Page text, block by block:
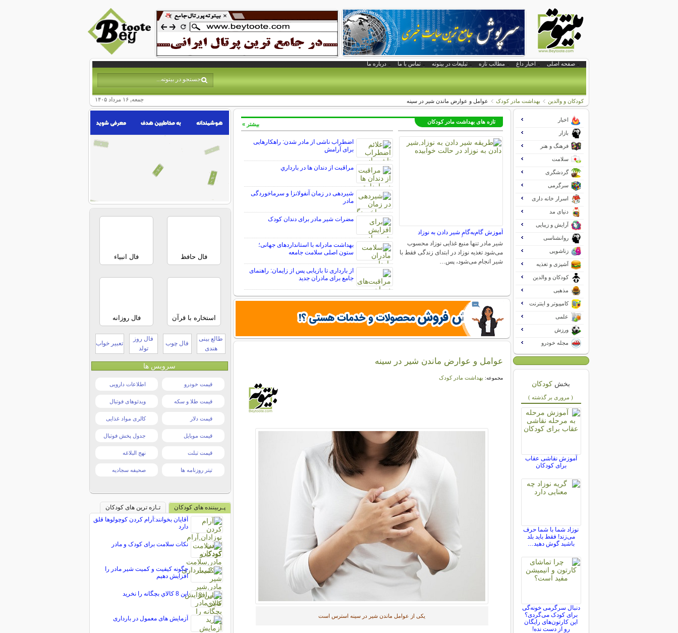
صفحه اصلی اخبار داغ مطالب تازه تبلیغات در بیتوته تماس با ما درباره ما
جمعه, ۱۶ مرداد ۱۴۰۵ کودکان و والدین بهداشت مادر کودک عوامل و عوارض ماندن شیر در سینه
تازه های بهداشت مادر کودکان
آموزش گام‌به‌گامِ شیر دادن به نوزاد
شیر مادر تنها منبع غذایی نوزاد محسوب
می‌شود تغذیه نوزاد در ابتدای زندگی فقط با
شیر انجام می‌شود، پس…
اضطراب ناشی از مادر شدن: راهکارهایی
برای آرامش
مراقبت از دندان‌ ها در بارداري
شیردهی در زمان آنفولانزا و سرماخوردگی
مادر
مضرات شیر مادر برای دندان کودک
بهداشت مادرانه با استانداردهای جهانی؛
ستون اصلی سلامت جامعه
از بارداری تا بازیابی پس از زایمان: راهنمای
جامع برای مادران جدید
بیشتر »
عوامل و عوارض ماندن شیر در سینه
مجموعه: بهداشت مادر کودک
یکی از عوامل ماندن شیر در سینه استرس است
اخبار
بازار
فرهنگ و هنر
سلامت
گردشگری
سرگرمی
اسرار خانه داری
دنیای مد
آرایش و زیبایی
روانشناسی
زناشویی
آشپزی و تغذیه
کودکان و والدین
مذهبی
کامپیوتر و اینترنت
علمی
ورزش
مجله خودرو
بخش کودکان
( مروری بر گذشته )
آموزش نقاشی عقاب
برای کودکان
نوزاد شما با شما حرف
می‌زند! فقط باید بلد
باشید گوش دهید…
دنبال سرگرمی خونه‌گی
برای کودک می‌گردی؟
این کارتون‌های رایگان
رو از دست نده!
فال حافظ فال انبیاء
استخاره با قرآن فال روزانه
طالع بینی
هندی
فال چوب
فال روز
تولد
تعبیر خواب
سرویس ها
قیمت خودرو اطلاعات دارویی
قیمت طلا و سکه ویدئوهای فوتبال
قیمت دلار کالری مواد غذایی
قیمت موبایل جدول پخش فوتبال
قیمت تبلت نهج البلاغه
تیتر روزنامه ها صحیفه سجادیه
پـربیننده های کودکان
تـازه ترین های کودکان
آقایان بخوانند:آرام كردن كوچولوها قلق
دارد
نکات سلامت برای کودک و مادر
چگونه کیفیت و کمیت شیر مادر را
افزایش دهیم
اين 8 کالاي بچگانه را نخريد
آزمایش های معمول در بارداری